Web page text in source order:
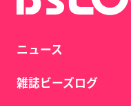
ニュース
雑誌ビーズログ